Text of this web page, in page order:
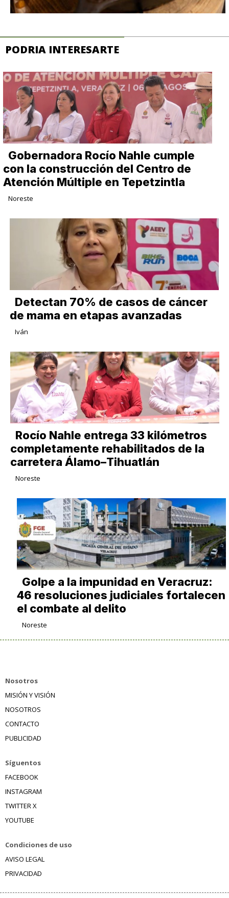
PODRIA INTERESARTE
Gobernadora Rocío Nahle cumple
con la construcción del Centro de
Atención Múltiple en Tepetzintla
Noreste
Detectan 70% de casos de cáncer
de mama en etapas avanzadas
Iván
Rocío Nahle entrega 33 kilómetros
completamente rehabilitados de la
carretera Álamo–Tihuatlán
Noreste
Golpe a la impunidad en Veracruz:
46 resoluciones judiciales fortalecen
el combate al delito
Noreste
Nosotros
MISIÓN Y VISIÓN
NOSOTROS
CONTACTO
PUBLICIDAD
Síguentos
FACEBOOK
INSTAGRAM
TWITTER X
YOUTUBE
Condiciones de uso
AVISO LEGAL
PRIVACIDAD